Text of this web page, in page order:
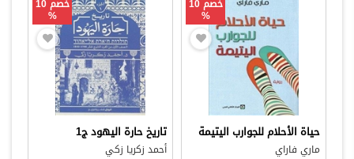
خصم 10
%
حياة الأحلام للجوارب اليتيمة
ماري فاراي
خصم 10
%
تاريخ حارة اليهود ج1
أحمد زكريا زكي